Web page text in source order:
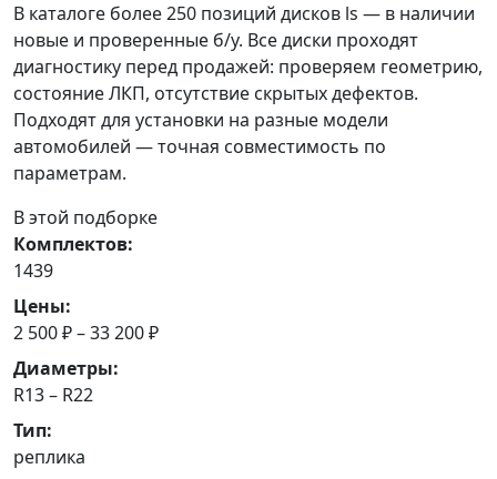
В каталоге более 250 позиций дисков ls — в наличии
новые и проверенные б/у. Все диски проходят
диагностику перед продажей: проверяем геометрию,
состояние ЛКП, отсутствие скрытых дефектов.
Подходят для установки на разные модели
автомобилей — точная совместимость по
параметрам.
В этой подборке
Комплектов:
1439
Цены:
2 500 ₽ – 33 200 ₽
Диаметры:
R13 – R22
Тип:
реплика